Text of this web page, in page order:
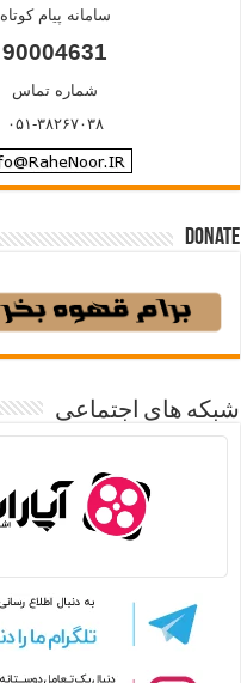
سامانه پیام کوتاه
90004631
شماره تماس
۰۵۱-۳۸۲۶۷۰۳۸
Donate
شبکه های اجتماعی